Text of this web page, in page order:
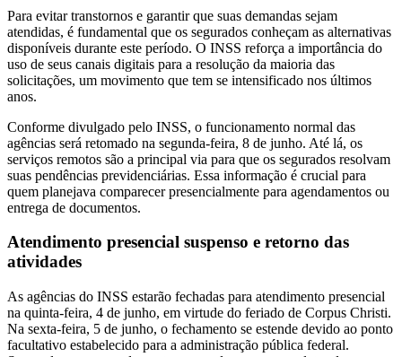
Para evitar transtornos e garantir que suas demandas sejam
atendidas, é fundamental que os segurados conheçam as alternativas
disponíveis durante este período. O INSS reforça a importância do
uso de seus canais digitais para a resolução da maioria das
solicitações, um movimento que tem se intensificado nos últimos
anos.
Conforme divulgado pelo INSS, o funcionamento normal das
agências será retomado na segunda-feira, 8 de junho. Até lá, os
serviços remotos são a principal via para que os segurados resolvam
suas pendências previdenciárias. Essa informação é crucial para
quem planejava comparecer presencialmente para agendamentos ou
entrega de documentos.
Atendimento presencial suspenso e retorno das
atividades
As agências do INSS estarão fechadas para atendimento presencial
na quinta-feira, 4 de junho, em virtude do feriado de Corpus Christi.
Na sexta-feira, 5 de junho, o fechamento se estende devido ao ponto
facultativo estabelecido para a administração pública federal.